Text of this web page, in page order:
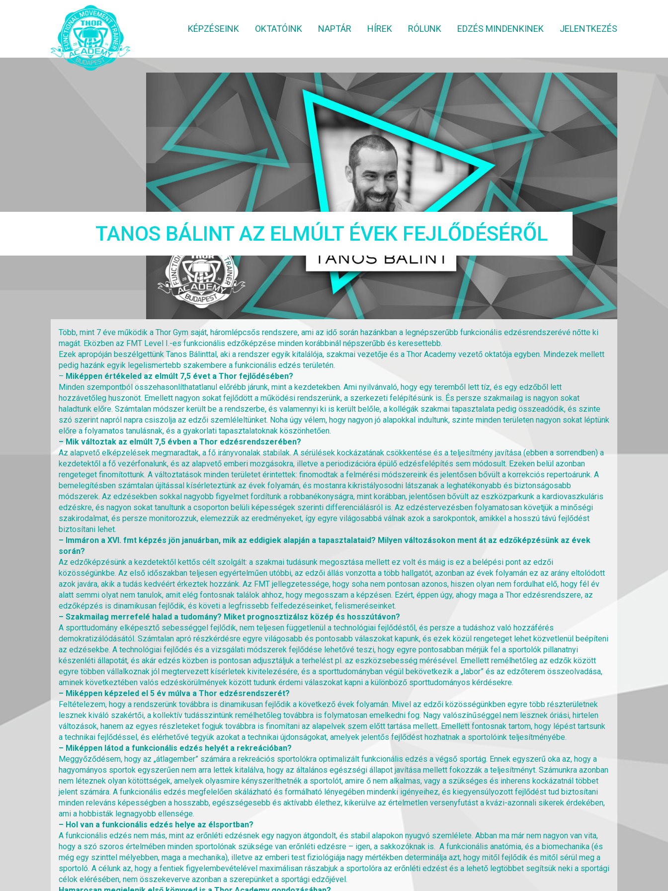
KÉPZÉSEINK OKTATÓINK NAPTÁR HÍREK RÓLUNK EDZÉS MINDENKINEK JELENTKEZÉS
TANOS BÁLINT AZ ELMÚLT ÉVEK FEJLŐDÉSÉRŐL
Több, mint 7 éve működik a Thor Gym saját, háromlépcsős rendszere, ami az idő során hazánkban a legnépszerűbb funkcionális edzésrendszerévé nőtte ki
magát. Eközben az FMT Level I.-es funkcionális edzőképzése minden korábbinál népszerűbb és keresettebb.
Ezek apropóján beszélgettünk Tanos Bálinttal, aki a rendszer egyik kitalálója, szakmai vezetője és a Thor Academy vezető oktatója egyben. Mindezek mellett
pedig hazánk egyik legelismertebb szakembere a funkcionális edzés területén.
– Miképpen értékeled az elmúlt 7,5 évet a Thor fejlődésében?
Minden szempontból összehasonlíthatatlanul előrébb járunk, mint a kezdetekben. Ami nyilvánvaló, hogy egy teremből lett tíz, és egy edzőből lett
hozzávetőleg huszonöt. Emellett nagyon sokat fejlődött a működési rendszerünk, a szerkezeti felépítésünk is. És persze szakmailag is nagyon sokat
haladtunk előre. Számtalan módszer került be a rendszerbe, és valamennyi ki is került belőle, a kollégák szakmai tapasztalata pedig összeadódik, és szinte
szó szerint napról napra csiszolja az edzői szemléleltünket. Noha úgy vélem, hogy nagyon jó alapokkal indultunk, szinte minden területen nagyon sokat léptünk
előre a folyamatos tanulásnak, és a gyakorlati tapasztalatoknak köszönhetően.
– Mik változtak az elmúlt 7,5 évben a Thor edzésrendszerében?
Az alapvető elképzelések megmaradtak, a fő irányvonalak stabilak. A sérülések kockázatának csökkentése és a teljesítmény javítása (ebben a sorrendben) a
kezdetektől a fő vezérfonalunk, és az alapvető emberi mozgásokra, illetve a periodizációra épülő edzésfelépítés sem módosult. Ezeken belül azonban
rengeteget finomítottunk. A változtatások minden területet érintettek: finomodtak a felmérési módszereink és jelentősen bővült a korrekciós repertoárunk. A
bemelegítésben számtalan újítással kísérleteztünk az évek folyamán, és mostanra kikristályosodni látszanak a leghatékonyabb és biztonságosabb
módszerek. Az edzésekben sokkal nagyobb figyelmet fordítunk a robbanékonyságra, mint korábban, jelentősen bővült az eszközparkunk a kardiovaszkuláris
edzéskre, és nagyon sokat tanultunk a csoporton belüli képességek szerinti differenciálásról is. Az edzéstervezésben folyamatosan követjük a minőségi
szakirodalmat, és persze monitorozzuk, elemezzük az eredményeket, így egyre világosabbá válnak azok a sarokpontok, amikkel a hosszú távú fejlődést
biztosítani lehet.
– Immáron a XVI. fmt képzés jön januárban, mik az eddigiek alapján a tapasztalataid? Milyen változásokon ment át az edzőképzésünk az évek
során?
Az edzőképzésünk a kezdetektől kettős célt szolgált: a szakmai tudásunk megosztása mellett ez volt és máig is ez a belépési pont az edzői
közösségünkbe. Az első időszakban teljesen egyértelműen utóbbi, az edzői állás vonzotta a több hallgatót, azonban az évek folyamán ez az arány eltolódott
azok javára, akik a tudás kedvéért érkeztek hozzánk. Az FMT jellegzetessége, hogy soha nem pontosan azonos, hiszen olyan nem fordulhat elő, hogy fél év
alatt semmi olyat nem tanulok, amit elég fontosnak találok ahhoz, hogy megosszam a képzésen. Ezért, éppen úgy, ahogy maga a Thor edzésrendszere, az
edzőképzés is dinamikusan fejlődik, és követi a legfrissebb felfedezéseinket, felismeréseinket.
– Szakmailag merrefelé halad a tudomány? Miket prognosztizálsz közép és hosszútávon?
A sporttudomány elképesztő sebességgel fejlődik, nem teljesen függetlenül a technológiai fejlődéstől, és persze a tudáshoz való hozzáférés
demokratizálódásától. Számtalan apró részkérdésre egyre világosabb és pontosabb válaszokat kapunk, és ezek közül rengeteget lehet közvetlenül beépíteni
az edzésekbe. A technológiai fejlődés és a vizsgálati módszerek fejlődése lehetővé teszi, hogy egyre pontosabban mérjük fel a sportolók pillanatnyi
készenléti állapotát, és akár edzés közben is pontosan adjusztáljuk a terhelést pl. az eszközsebesség mérésével. Emellett remélhetőleg az edzők között
egyre többen vállalkoznak jól megtervezett kísérletek kivitelezésére, és a sporttudományban végül bekövetkezik a „labor” és az edzőterem összeolvadása,
aminek következtében valós edzéskörülmények között tudunk érdemi válaszokat kapni a különböző sporttudományos kérdésekre.
– Miképpen képzeled el 5 év múlva a Thor edzésrendszerét?
Feltételezem, hogy a rendszerünk továbbra is dinamikusan fejlődik a következő évek folyamán. Mivel az edzői közösségünkben egyre több részterületnek
lesznek kiváló szakértői, a kollektív tudásszintünk remélhetőleg továbbra is folymatosan emelkedni fog. Nagy valószínűséggel nem lesznek óriási, hirtelen
változások, hanem az egyes részleteket fogjuk továbbra is finomítani az alapelvek szem előtt tartása mellett. Emellett fontosnak tartom, hogy lépést tartsunk
a technikai fejlődéssel, és elérhetővé tegyük azokat a technikai újdonságokat, amelyek jelentős fejlődést hozhatnak a sportolóink teljesítményébe.
– Miképpen látod a funkcionális edzés helyét a rekreációban?
Meggyőződésem, hogy az „átlagember” számára a rekreációs sportolókra optimalizált funkcionális edzés a végső sportág. Ennek egyszerű oka az, hogy a
hagyományos sportok egyszerűen nem arra lettek kitalálva, hogy az általános egészségi állapot javítása mellett fokozzák a teljesítményt. Számunkra azonban
nem léteznek olyan kötöttségek, amelyek olyasmire kényszeríthetnék a sportolót, amire ő nem alkalmas, vagy a szükséges és inherens kockázatnál többet
jelent számára. A funkcionális edzés megfelelően skálázható és formálható lényegében mindenki igényeihez, és kiegyensúlyozott fejlődést tud biztosítani
minden releváns képességben a hosszabb, egészségesebb és aktívabb élethez, kikerülve az értelmetlen versenyfutást a kvázi-azonnali sikerek érdekében,
ami a hobbisták legnagyobb ellensége.
– Hol van a funkcionális edzés helye az élsportban?
A funkcionális edzés nem más, mint az erőnléti edzésnek egy nagyon átgondolt, és stabil alapokon nyugvó szemlélete. Abban ma már nem nagyon van vita,
hogy a szó szoros értelmében minden sportolónak szüksége van erőnléti edzésre – igen, a sakkozóknak is. A funkcionális anatómia, és a biomechanika (és
még egy szinttel mélyebben, maga a mechanika), illetve az emberi test fiziológiája nagy mértékben determinálja azt, hogy mitől fejlődik és mitől sérül meg a
sportoló. A célunk az, hogy a fentiek figyelembevételével maximálisan rászabjuk a sportolóra az erőnléti edzést és a lehető legtöbbet segítsük neki a sportági
célok elérésében, nem összekeverve azonban a szerepünket a sportági edzőjével.